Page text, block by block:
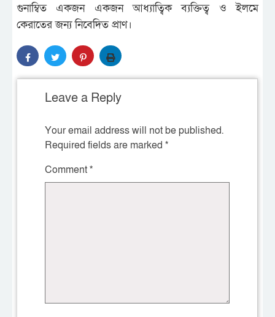
গুনাম্বিত একজন একজন আধ্যাত্বিক ব্যক্তিত্ব ও ইলমে
কেরাতের জন্য নিবেদিত প্রাণ।
Leave a Reply
Your email address will not be published.
Required fields are marked *
Comment*